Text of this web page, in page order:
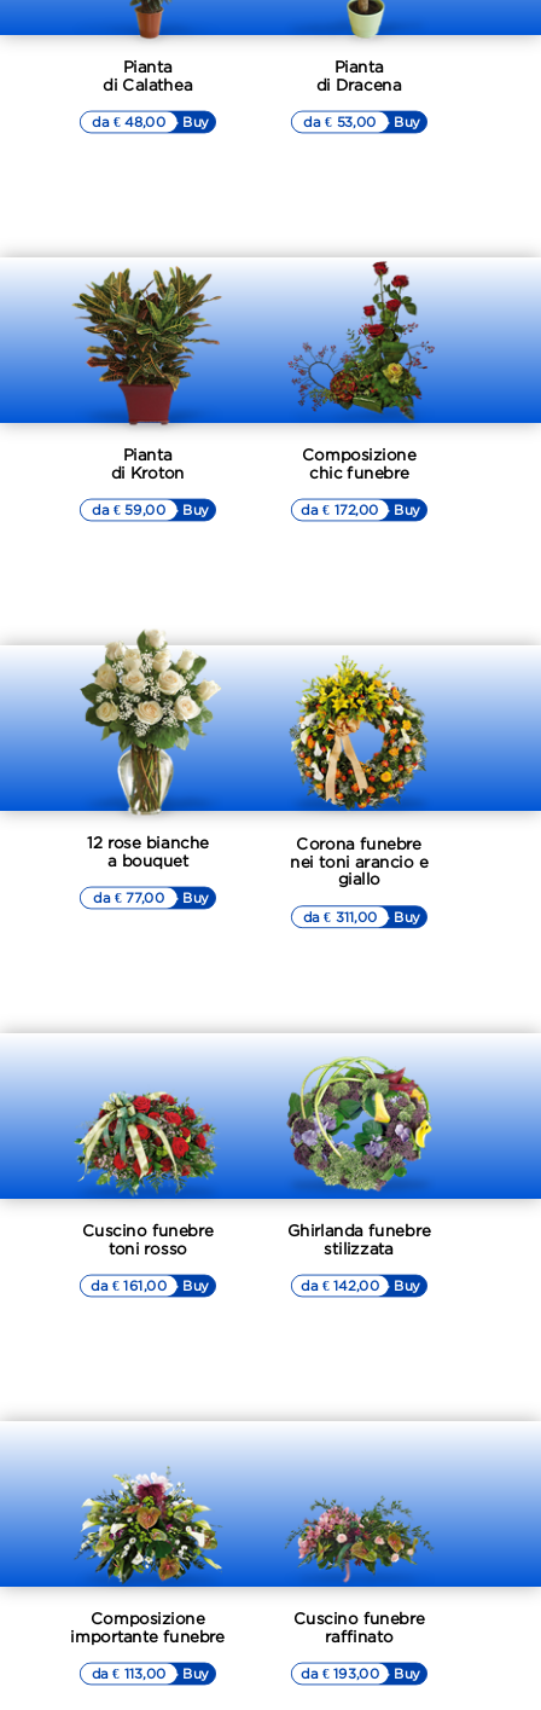
Pianta
di Calathea
▷▷ Buy
da € 48,00
Pianta
di Dracena
▷▷ Buy
da € 53,00
Pianta
di Kroton
▷▷ Buy
da € 59,00
Composizione
chic funebre
▷▷ Buy
da € 172,00
12 rose bianche
a bouquet
▷▷ Buy
da € 77,00
Corona funebre
nei toni arancio e
giallo
▷▷ Buy
da € 311,00
Cuscino funebre
toni rosso
▷▷ Buy
da € 161,00
Ghirlanda funebre
stilizzata
▷▷ Buy
da € 142,00
Composizione
importante funebre
▷▷ Buy
da € 113,00
Cuscino funebre
raffinato
▷▷ Buy
da € 193,00